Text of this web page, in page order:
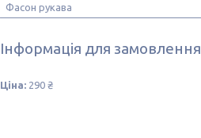
Фасон рукава
Інформація для замовлення
Ціна: 290 ₴